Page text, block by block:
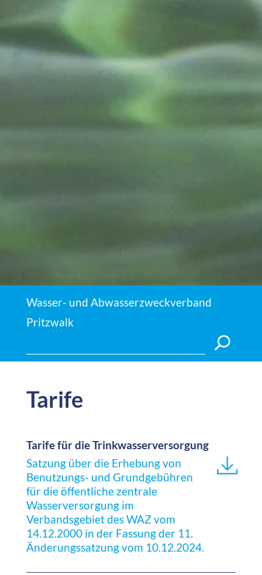
Wasser- und Abwasser­zweckverband
Pritzwalk
Tarife
Tarife für die Trinkwasserversorgung
Satzung über die Erhebung von
Benutzungs- und Grundgebühren
für die öffentliche zentrale
Wasserversorgung im
Verbandsgebiet des WAZ vom
14.12.2000 in der Fassung der 11.
Änderungssatzung vom 10.12.2024.